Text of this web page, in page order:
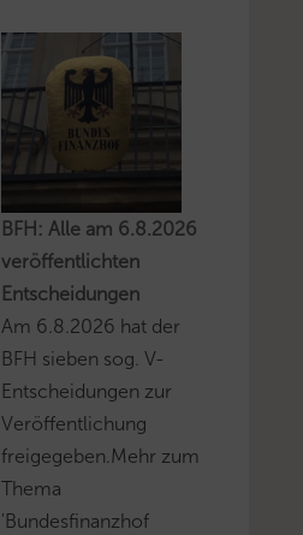
BFH: Alle am 6.8.2026
veröffentlichten
Entscheidungen
Am 6.8.2026 hat der
BFH sieben sog. V-
Entscheidungen zur
Veröffentlichung
freigegeben.Mehr zum
Thema
'Bundesfinanzhof